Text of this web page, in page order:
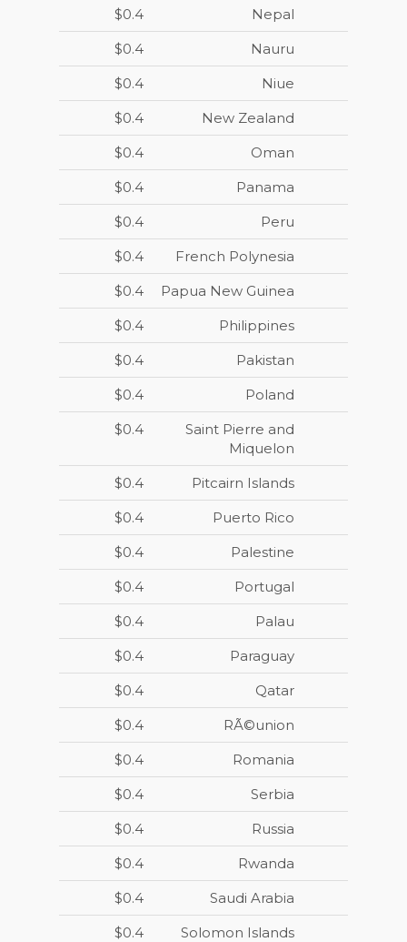
Nepal
$0.4
Nauru
$0.4
Niue
$0.4
New Zealand
$0.4
Oman
$0.4
Panama
$0.4
Peru
$0.4
French Polynesia
$0.4
Papua New Guinea
$0.4
Philippines
$0.4
Pakistan
$0.4
Poland
$0.4
Saint Pierre and
Miquelon
$0.4
Pitcairn Islands
$0.4
Puerto Rico
$0.4
Palestine
$0.4
Portugal
$0.4
Palau
$0.4
Paraguay
$0.4
Qatar
$0.4
RÃ©union
$0.4
Romania
$0.4
Serbia
$0.4
Russia
$0.4
Rwanda
$0.4
Saudi Arabia
$0.4
Solomon Islands
$0.4